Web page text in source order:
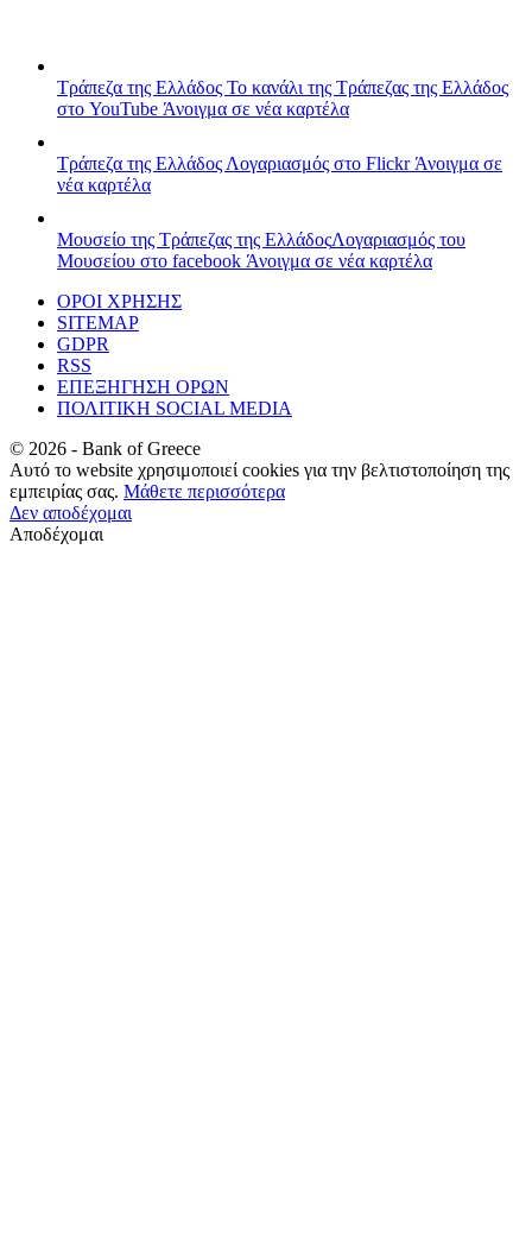
Τράπεζα της Ελλάδος Το κανάλι της Τράπεζας της Ελλάδος
στο YouTube Άνοιγμα σε νέα καρτέλα
Τράπεζα της Ελλάδος Λογαριασμός στο FlickrΆνοιγμα σε
νέα καρτέλα
Μουσείο της Τράπεζας της ΕλλάδοςΛογαριασμός του
Μουσείου στο facebook Άνοιγμα σε νέα καρτέλα
ΟΡΟΙ ΧΡΗΣΗΣ
SITEMAP
GDPR
RSS
ΕΠΕΞΗΓΗΣΗ ΟΡΩΝ
ΠΟΛΙΤΙΚΗ SOCIAL MEDIA
© 2026 - Bank of Greece
Αυτό το website χρησιμοποιεί cookies για την βελτιστοποίηση της
εμπειρίας σας. Μάθετε περισσότερα
Δεν αποδέχομαι
Αποδέχομαι